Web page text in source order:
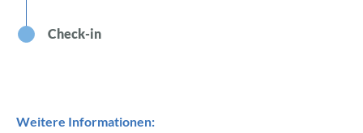
Check-in
Weitere Informationen: